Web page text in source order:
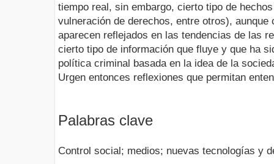
tiempo real, sin embargo, cierto tipo de
vulneración de derechos, entre otros), aunque
aparecen reflejados en las tendencias de las
cierto tipo de información que fluye y que ha
política criminal basada en la idea de la
Urgen entonces reflexiones que permitan
Palabras clave
Control social; medios; nuevas tecnologías y